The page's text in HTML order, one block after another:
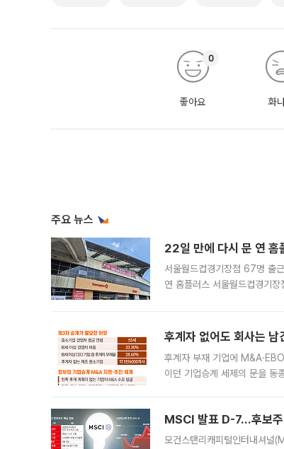
좋아요
0
화
주요 뉴스
22일 만에 다시 문 연 홈
서울월드컵경기장점 67명 출
연 홈플러스 서울월드컵경기
후계자 없어도 회사는
후계자 부재 기업에
이던 기업승계 세제의 문을 동
MSCI 발표 D-7…후보주
모건스탠리캐피털인터내셔널